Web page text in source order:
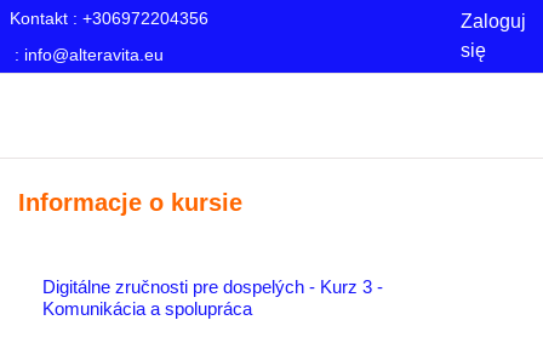
Kontakt : +306972204356
: info@alteravita.eu
Zaloguj
się
Informacje o kursie
Digitálne zručnosti pre dospelých - Kurz 3 -
Komunikácia a spolupráca